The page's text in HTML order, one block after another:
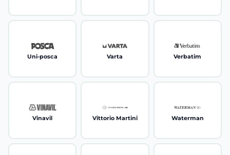
Uni-posca Varta Verbatim
Vinavil Vittorio Martini Waterman